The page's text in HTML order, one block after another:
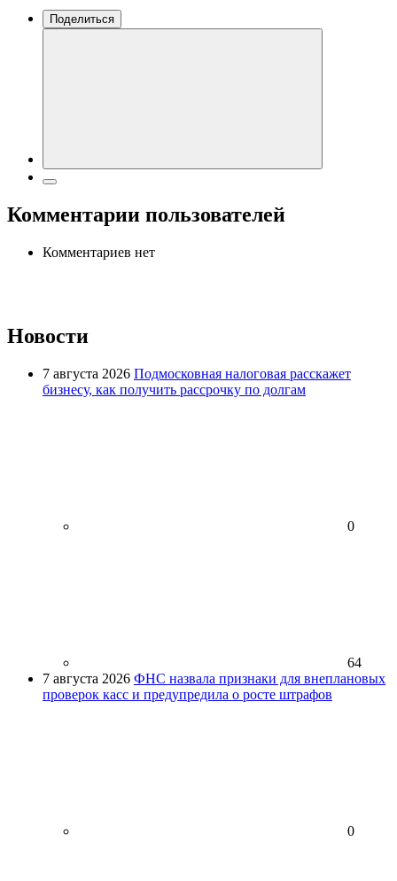
Поделиться
Комментарии пользователей
Комментариев нет
Новости
7 августа 2026 Подмосковная налоговая расскажет
бизнесу, как получить рассрочку по долгам
0
64
7 августа 2026 ФНС назвала признаки для внеплановых
проверок касс и предупредила о росте штрафов
0